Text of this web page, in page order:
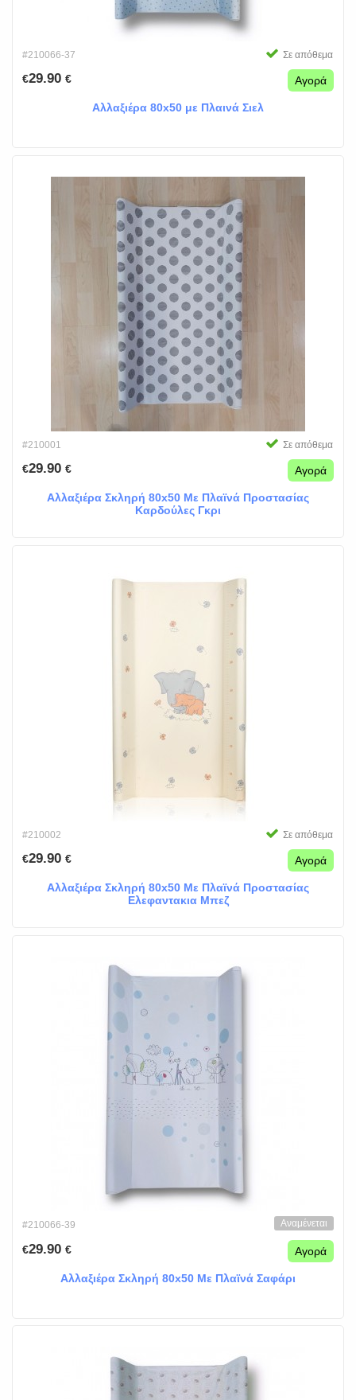
#210066-37 Σε απόθεμα
€29.90 € Αγορά
Αλλαξιέρα 80x50 με Πλαινά Σιελ
#210001 Σε απόθεμα
€29.90 € Αγορά
Αλλαξιέρα Σκληρή 80x50 Με Πλαϊνά Προστασίας
Καρδούλες Γκρι
#210002 Σε απόθεμα
€29.90 € Αγορά
Αλλαξιέρα Σκληρή 80x50 Με Πλαϊνά Προστασίας
Ελεφαντακια Μπεζ
#210066-39 Αναμένεται
€29.90 € Αγορά
Αλλαξιέρα Σκληρή 80x50 Με Πλαϊνά Σαφάρι